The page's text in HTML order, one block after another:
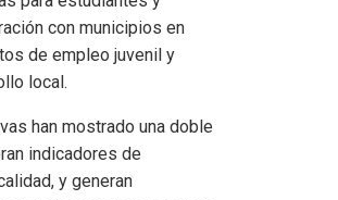
con municipios en
de empleo juvenil y
local.
han mostrado una doble
indicadores de
y generan